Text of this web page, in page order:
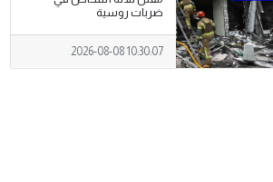
ضربات روسية
2026-08-08 10:30:07